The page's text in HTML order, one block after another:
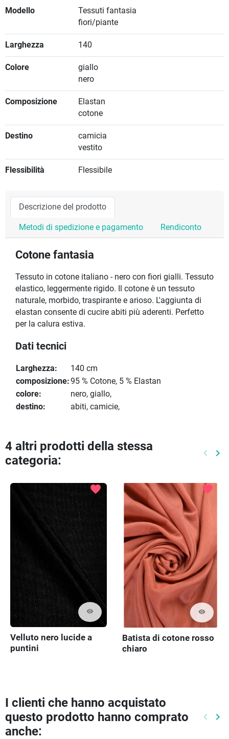
Modello
Tessuti fantasia
fiori/piante
Larghezza 140
Colore
giallo
nero
Composizione
Elastan
cotone
Destino
camicia
vestito
Flessibilità Flessibile
Descrizione del prodotto
Metodi di spedizione e pagamento Rendiconto
Cotone fantasia
Tessuto in cotone italiano - nero con fiori gialli. Tessuto
elastico, leggermente rigido. Il cotone è un tessuto
naturale, morbido, traspirante e arioso. L'aggiunta di
elastan consente di cucire abiti più aderenti. Perfetto
per la calura estiva.
Dati tecnici
Larghezza:
140 cm
composizione:95 % Cotone, 5 % Elastan
colore:
nero, giallo,
destino:
abiti, camicie,
4 altri prodotti della stessa
categoria:
keyboard_arrow_left keyboard_arrow_right
visibility
favorite
Velluto nero lucide a
puntini
visibility
favorite
Batista di cotone rosso
chiaro
I clienti che hanno acquistato
questo prodotto hanno comprato
anche:
keyboard_arrow_left keyboard_arrow_right